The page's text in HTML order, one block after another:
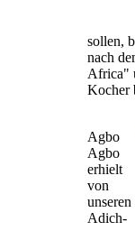
sollen,
nach
Africa"
Kocher
Agbo
Agbo
erhielt
von
unseren
Adich-